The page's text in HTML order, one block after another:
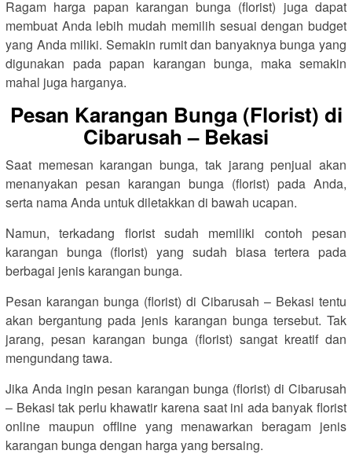
Ragam harga papan karangan bunga (florist) juga dapat
membuat Anda lebih mudah memilih sesuai dengan budget
yang Anda miliki. Semakin rumit dan banyaknya bunga yang
digunakan pada papan karangan bunga, maka semakin
mahal juga harganya.
Pesan Karangan Bunga (Florist) di
Cibarusah – Bekasi
Saat memesan karangan bunga, tak jarang penjual akan
menanyakan pesan karangan bunga (florist) pada Anda,
serta nama Anda untuk diletakkan di bawah ucapan.
Namun, terkadang florist sudah memiliki contoh pesan
karangan bunga (florist) yang sudah biasa tertera pada
berbagai jenis karangan bunga.
Pesan karangan bunga (florist) di Cibarusah – Bekasi tentu
akan bergantung pada jenis karangan bunga tersebut. Tak
jarang, pesan karangan bunga (florist) sangat kreatif dan
mengundang tawa.
Jika Anda ingin pesan karangan bunga (florist) di Cibarusah
– Bekasi tak perlu khawatir karena saat ini ada banyak florist
online maupun offline yang menawarkan beragam jenis
karangan bunga dengan harga yang bersaing.